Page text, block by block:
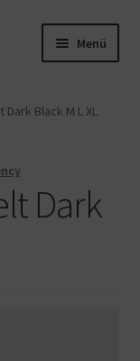
Menü
Black M L XL
Dark